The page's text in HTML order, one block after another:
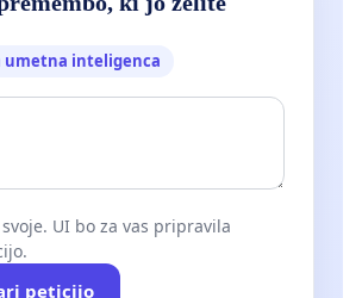
umetna inteligenca
UI bo za vas pripravila
peticijo